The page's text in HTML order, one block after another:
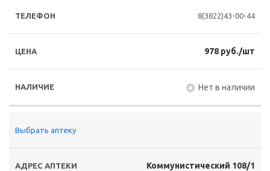
8(3822)43-00-44
978 руб./шт
Нет в наличии
Выбрать аптеку
Коммунистический 108/1